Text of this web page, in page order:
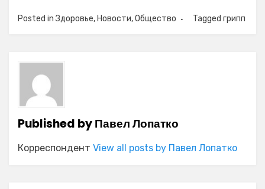
Posted inЗдоровье, Новости,Общество Tagged грипп
Published byПавел Лопатко
Корреспондент View all posts by Павел Лопатко